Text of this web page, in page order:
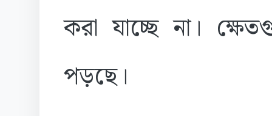
করা যাচ্ছে না।
পড়ছে।